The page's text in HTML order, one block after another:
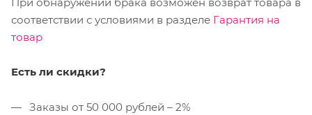
соответствии с условиями в разделе Гарантия на
товар
Есть ли скидки?
Заказы от 50 000 рублей – 2%